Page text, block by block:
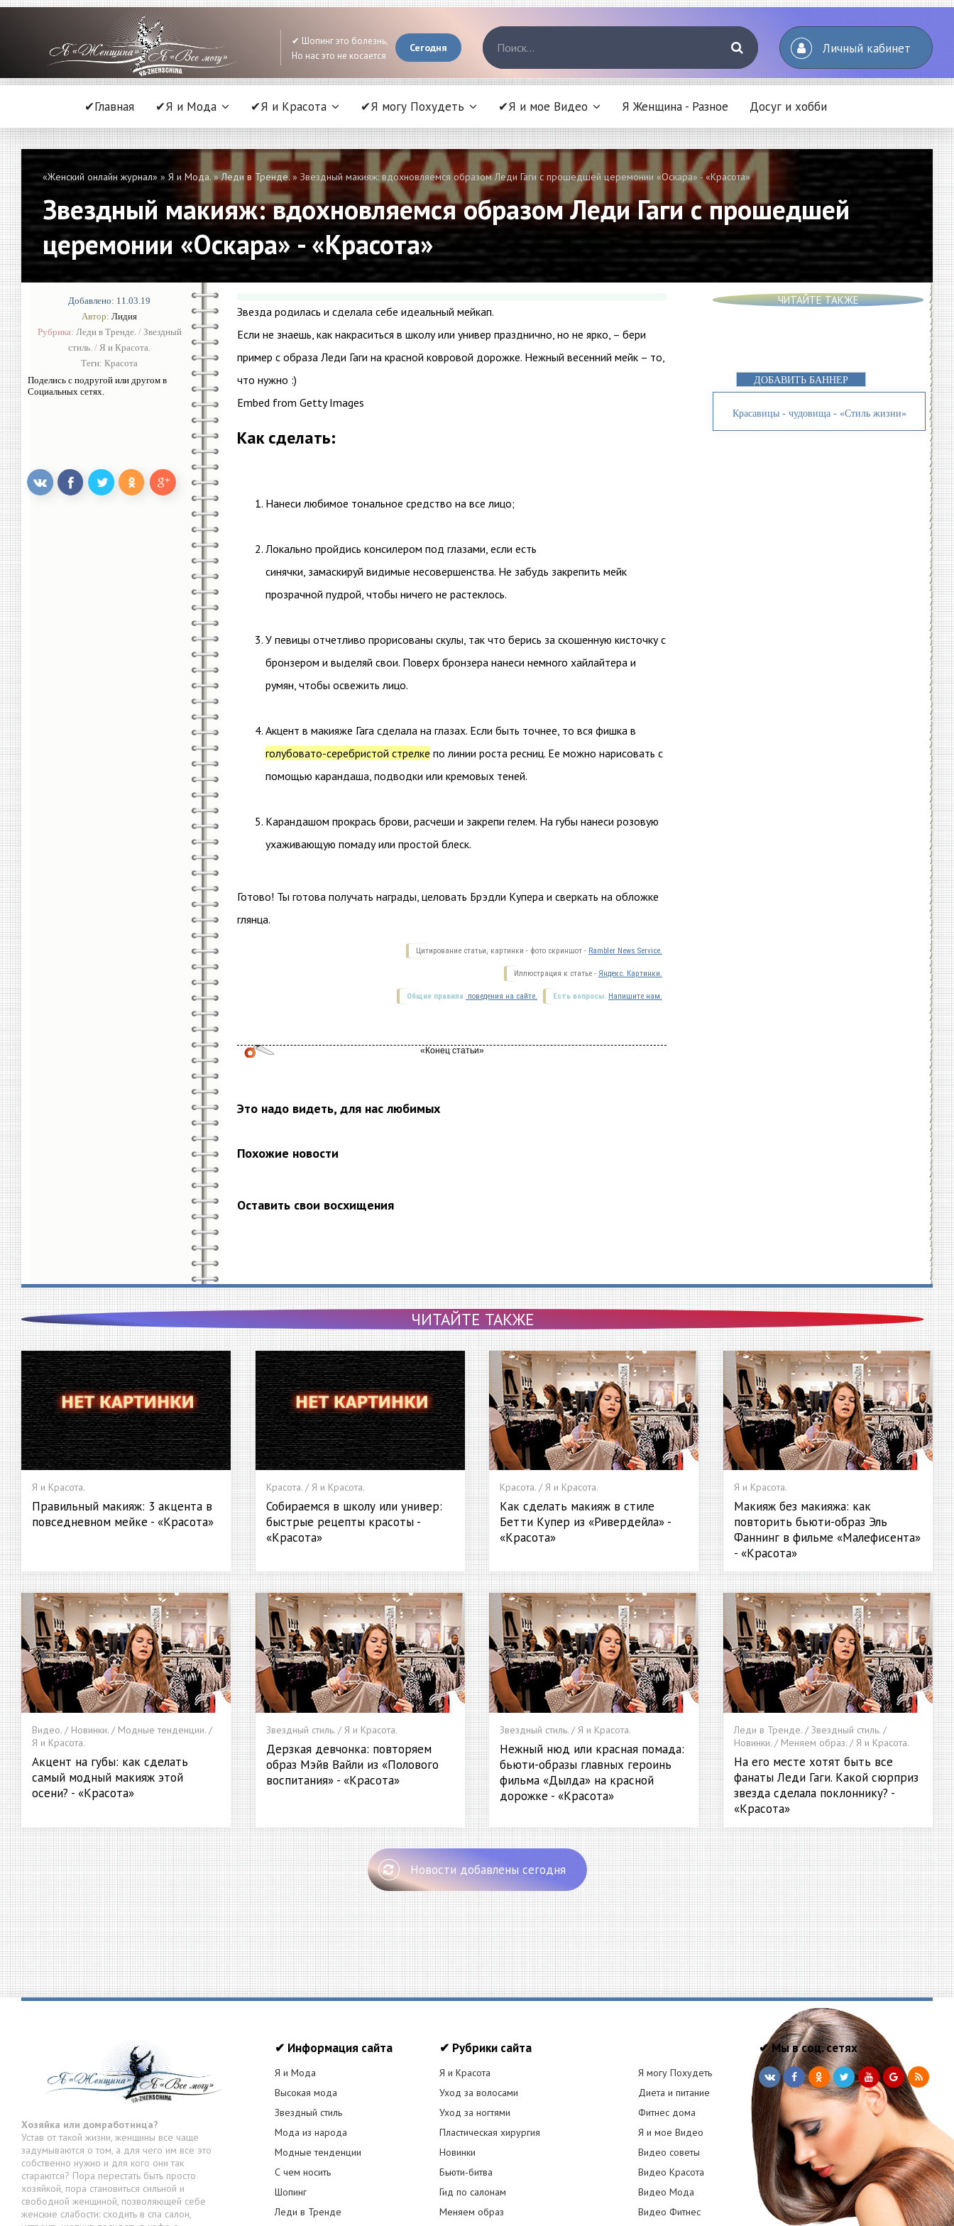
✔ Шопинг это болезнь,
Но нас это не косается
Сегодня Личный кабинет
✔Главная ✔Я и Мода ✔Я и Красота ✔Я могу Похудеть ✔Я и мое Видео Я Женщина - Разное Досуг и хобби
«Женский онлайн журнал» » Я и Мода.»Леди в Тренде. » Звездный макияж: вдохновляемся образом Леди Гаги с прошедшей церемонии «Оскара» - «Красота»
Звездный макияж: вдохновляемся образом Леди Гаги с прошедшей
церемонии «Оскара» - «Красота»
Добавлено: 11.03.19
Автор: Лидия
Рубрика: Леди в Тренде./ Звездный
стиль. / Я и Красота.
Теги: Красота
Поделись с подругой или другом в
Социальных сетях.
Звезда родилась и сделала себе идеальный мейкап.
Если не знаешь, как накраситься в школу или универ празднично, но не ярко, – бери
пример с образа Леди Гаги на красной ковровой дорожке. Нежный весенний мейк – то,
что нужно :)
Embed from Getty Images
Как сделать:
Нанеси любимое тональное средство на все лицо;
Локально пройдись консилером под глазами, если есть
синячки, замаскируй видимые несовершенства. Не забудь закрепить мейк
прозрачной пудрой, чтобы ничего не растеклось.
У певицы отчетливо прорисованы скулы, так что берись за скошенную кисточку с
бронзером и выделяй свои. Поверх бронзера нанеси немного хайлайтера и
румян, чтобы освежить лицо.
Акцент в макияже Гага сделала на глазах. Если быть точнее, то вся фишка в
голубовато-серебристой стрелке по линии роста ресниц. Ее можно нарисовать с
помощью карандаша, подводки или кремовых теней.
Карандашом прокрась брови, расчеши и закрепи гелем. На губы нанеси розовую
ухаживающую помаду или простой блеск.
Готово! Ты готова получать награды, целовать Брэдли Купера и сверкать на обложке
глянца.
Цитирование статьи, картинки - фото скриншот - Rambler News Service.
Иллюстрация к статье - Яндекс. Картинки.
Есть вопросы. Напишите нам.
Общие правила поведения на сайте.
Это надо видеть, для нас любимых
Похожие новости
Оставить свои восхищения
ЧИТАЙТЕ ТАКЖЕ
ДОБАВИТЬ БАННЕР
Красавицы - чудовища - «Стиль жизни»
ЧИТАЙТЕ ТАКЖЕ
Я и Красота.
Правильный макияж: 3 акцента в
повседневном мейке - «Красота»
Красота. / Я и Красота.
Собираемся в школу или универ:
быстрые рецепты красоты -
«Красота»
Красота. / Я и Красота.
Как сделать макияж в стиле
Бетти Купер из «Ривердейла» -
«Красота»
Я и Красота.
Макияж без макияжа: как
повторить бьюти-образ Эль
Фаннинг в фильме «Малефисента»
- «Красота»
Видео. / Новинки. / Модные тенденции. /
Я и Красота.
Акцент на губы: как сделать
самый модный макияж этой
осени? - «Красота»
Звездный стиль. / Я и Красота.
Дерзкая девчонка: повторяем
образ Мэйв Вайли из «Полового
воспитания» - «Красота»
Звездный стиль. / Я и Красота.
Нежный нюд или красная помада:
бьюти-образы главных героинь
фильма «Дылда» на красной
дорожке - «Красота»
Леди в Тренде. / Звездный стиль. /
Новинки. / Меняем образ. / Я и Красота.
На его месте хотят быть все
фанаты Леди Гаги. Какой сюрприз
звезда сделала поклоннику? -
«Красота»
Новости добавлены сегодня
Хозяйка или домработница?
Устав от такой жизни, женщины все чаще
задумываются о том, а для чего им все это
собственно нужно и для кого они так
стараются? Пора перестать быть просто
хозяйкой, пора становиться сильной и
свободной женщиной, позволяющей себе
женские слабости: сходить в спа салон,
✔ Информация сайта
Я и Мода
Высокая мода
Звездный стиль
Мода из народа
Модные тенденции
С чем носить
Шопинг
Леди в Тренде
✔ Рубрики сайта
Я и Красота
Уход за волосами
Уход за ногтями
Пластическая хирургия
Новинки
Бьюти-битва
Гид по салонам
Меняем образ
Я могу Похудеть
Диета и питание
Фитнес дома
Я и мое Видео
Видео советы
Видео Красота
Видео Мода
Видео Фитнес
✔ Мы в соц. сетях